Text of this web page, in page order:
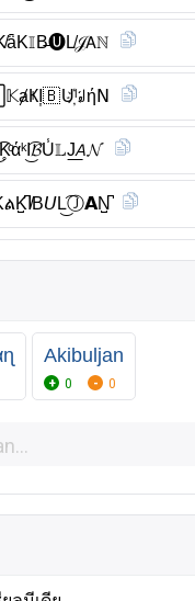
U҉ˡ꒻ή𝖭
Akibuljan
0 0